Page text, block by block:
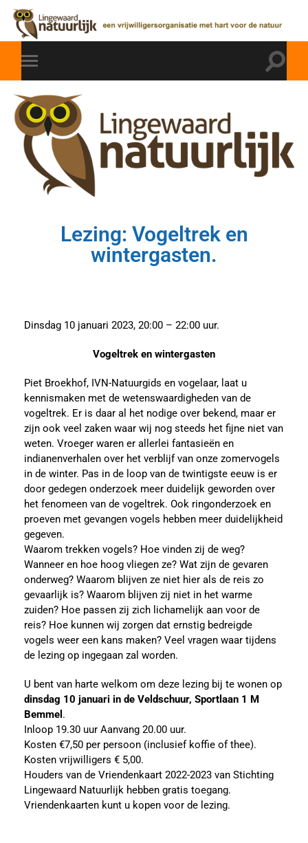
Lezing: Vogeltrek en
wintergasten.
Dinsdag 10 januari 2023, 20:00 – 22:00 uur.
Vogeltrek en wintergasten
Piet Broekhof, IVN-Natuurgids en vogelaar, laat u
kennismaken met de wetenswaardigheden van de
vogeltrek. Er is daar al het nodige over bekend, maar er
zijn ook veel zaken waar wij nog steeds het fijne niet van
weten. Vroeger waren er allerlei fantasieën en
indianenverhalen over het verblijf van onze zomervogels
in de winter. Pas in de loop van de twintigste eeuw is er
door gedegen onderzoek meer duidelijk geworden over
het fenomeen van de vogeltrek. Ook ringonderzoek en
proeven met gevangen vogels hebben meer duidelijkheid
gegeven.
Waarom trekken vogels? Hoe vinden zij de weg?
Wanneer en hoe hoog vliegen ze? Wat zijn de gevaren
onderweg? Waarom blijven ze niet hier als de reis zo
gevaarlijk is? Waarom blijven zij niet in het warme
zuiden? Hoe passen zij zich lichamelijk aan voor de
reis? Hoe kunnen wij zorgen dat ernstig bedreigde
vogels weer een kans maken? Veel vragen waar tijdens
de lezing op ingegaan zal worden.
U bent van harte welkom om deze lezing bij te wonen op
dinsdag 10 januari in de Veldschuur, Sportlaan 1 M
Bemmel .
Inloop 19.30 uur Aanvang 20.00 uur.
Kosten €7,50 per persoon (inclusief koffie of thee).
Kosten vrijwilligers € 5,00.
Houders van de Vriendenkaart 2022-2023 van Stichting
Lingewaard Natuurlijk hebben gratis toegang.
Vriendenkaarten kunt u kopen voor de lezing.